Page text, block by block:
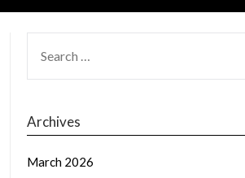
FOR:
Archives
March 2026